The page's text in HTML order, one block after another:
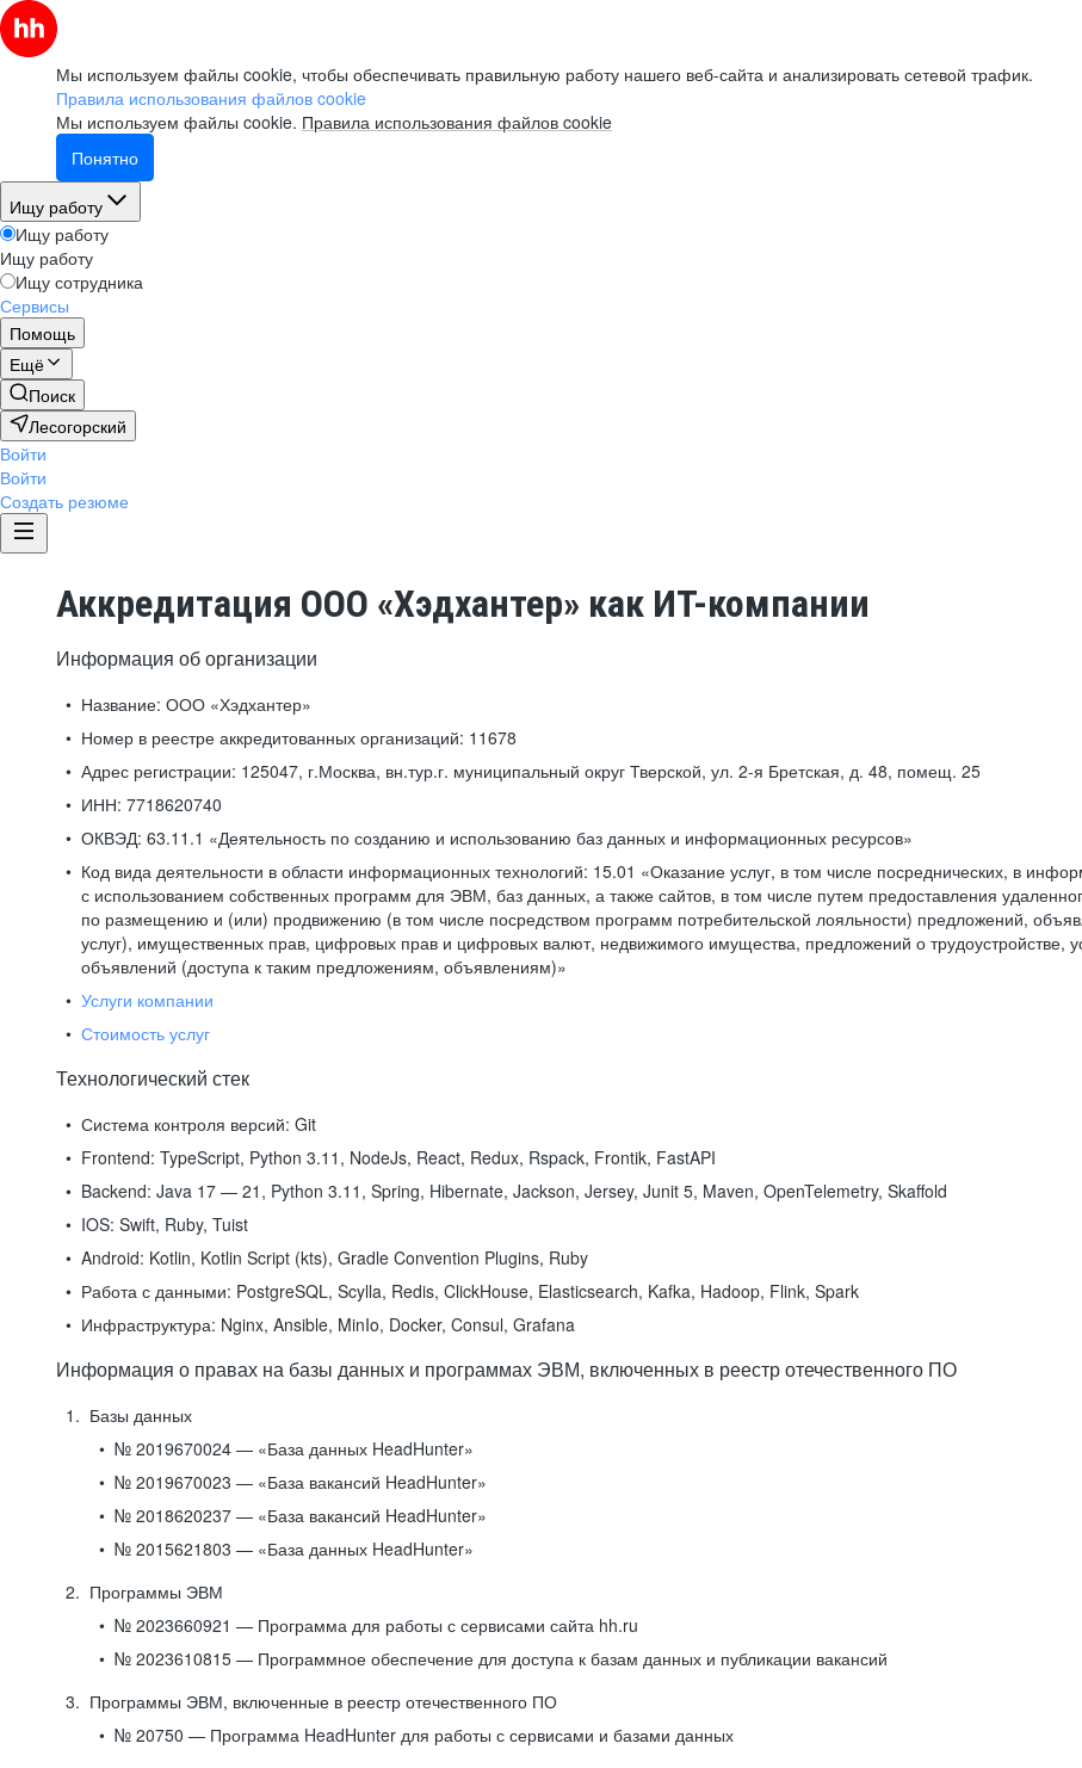
Мы используем файлы cookie, чтобы обеспечивать правильную работу нашего веб-сайта и анализировать сетевой трафик.
Правила использования файлов cookie
Мы используем файлы cookie. Правила использования файлов cookie
Понятно
Ищу работу
Ищу работу
Ищу работу
Ищу сотрудника
Сервисы
Помощь
Ещё
Поиск
Лесогорский
Войти
Войти
Создать резюме
Аккредитация ООО «Хэдхантер» как ИТ-компании
Информация об организации
Название: ООО «Хэдхантер»
Номер в реестре аккредитованных организаций: 11678
Адрес регистрации: 125047, г.Москва, вн.тур.г. муниципальный округ Тверской, ул. 2-я Бретская, д. 48, помещ. 25
ИНН: 7718620740
ОКВЭД: 63.11.1 «Деятельность по созданию и использованию баз данных и информационных ресурсов»
Код вида деятельности в области информационных технологий: 15.01 «Оказание услуг, в том числе посреднических, в
с использованием собственных программ для ЭВМ, баз данных, а также сайтов, в том числе путем предоставления
по размещению и (или) продвижению (в том числе посредством программ потребительской лояльности) предложений,
услуг), имущественных прав, цифровых прав и цифровых валют, недвижимого имущества, предложений о трудоустройстве,
объявлений (доступа к таким предложениям, объявлениям)»
Услуги компании
Стоимость услуг
Технологический стек
Система контроля версий: Git
Frontend: TypeScript, Python 3.11, NodeJs, React, Redux, Rspack, Frontik, FastAPI
Backend: Java 17 — 21, Python 3.11, Spring, Hibernate, Jackson, Jersey, Junit 5, Maven, OpenTelemetry, Skaffold
IOS: Swift, Ruby, Tuist
Android: Kotlin, Kotlin Script (kts), Gradle Convention Plugins, Ruby
Работа с данными: PostgreSQL, Scylla, Redis, ClickHouse, Elasticsearch, Kafka, Hadoop, Flink, Spark
Инфраструктура: Nginx, Ansible, MinIo, Docker, Consul, Grafana
Информация о правах на базы данных и программах ЭВМ, включенных в реестр отечественного ПО
Базы данных
№ 2019670024 — «База данных HeadHunter»
№ 2019670023 — «База вакансий HeadHunter»
№ 2018620237 — «База вакансий HeadHunter»
№ 2015621803 — «База данных HeadHunter»
Программы ЭВМ
№ 2023660921 — Программа для работы с сервисами сайта hh.ru
№ 2023610815 — Программное обеспечение для доступа к базам данных и публикации вакансий
Программы ЭВМ, включенные в реестр отечественного ПО
№ 20750 — Программа HeadHunter для работы с сервисами и базами данных